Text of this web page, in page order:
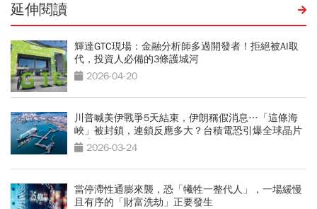
延伸閱讀
輝達GTC現場：金融分析師多過開發者！拒絕被AI取
代，投資人必備的3條護城河
2026-04-20
川普喊美伊戰爭5天結束，伊朗稱假消息…「這條海
峽」被封鎖，連鎖反應多大？台積電恐引爆全球晶片
供應危機
2026-03-24
當停滯性通膨來襲，恐「犧牲一整代人」，一場緩慢
且有序的「財富洗劫」正要發生